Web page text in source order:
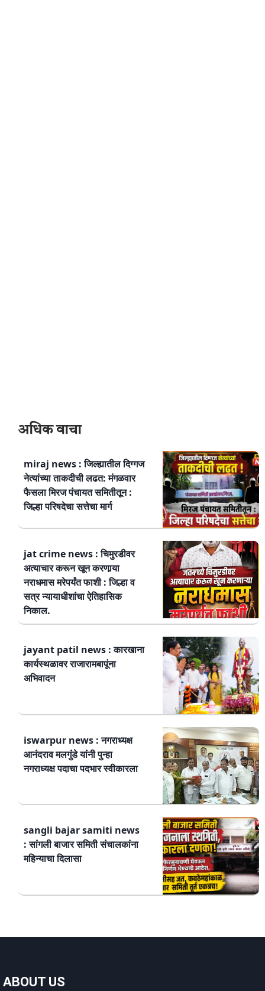
अधिक वाचा
miraj news : जिल्ह्यातील दिग्गज
नेत्यांच्या ताकदीची लढत: मंगळवार
फैसला मिरज पंचायत समितीतून :
जिल्हा परिषदेचा सत्तेचा मार्ग
jat crime news : चिमुरडीवर
अत्याचार करून खून करणार्‍या
नराधमास मरेपर्यंत फाशी : जिल्हा व
सत्र न्यायाधीशांचा ऐतिहासिक
निकाल.
jayant patil news : कारखाना
कार्यस्थळावर राजारामबापूंना
अभिवादन
iswarpur news : नगराध्यक्ष
आनंदराव मलगुंडे यांनी पुन्हा
नगराध्यक्ष पदाचा पदभार स्वीकारला
sangli bajar samiti news
: सांगली बाजार समिती संचालकांना
महिन्याचा दिलासा
ABOUT US